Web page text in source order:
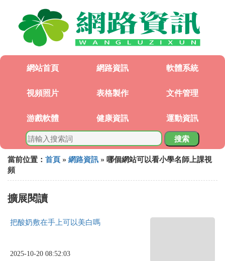
網站首頁 網路資訊 軟體系統
視頻照片 表格製作 文件管理
游戲軟體 健康資訊 運動資訊
搜索
當前位置： 首頁 » 網路資訊 » 哪個網站可以看小學名師上課視
頻
擴展閱讀
把酸奶敷在手上可以美白嗎
2025-10-20 08:52:03